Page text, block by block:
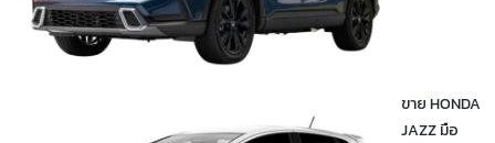
ขาย HONDA
JAZZ มือ